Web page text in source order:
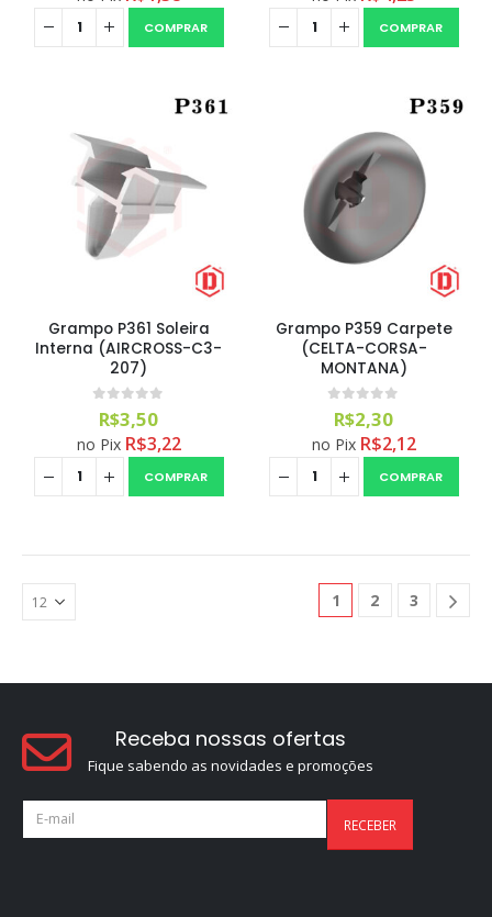
COMPRAR COMPRAR
Grampo P361 Soleira
Interna (AIRCROSS-C3-
207)
0out of 5
R$3,50
no Pix R$3,22
COMPRAR
Grampo P359 Carpete
(CELTA-CORSA-
MONTANA)
0out of 5
R$2,30
no Pix R$2,12
COMPRAR
1 2 3
Selador Cerâmico Sonax Xtreme Ceramic Spray + Seal (750ml)
R$234,99
R$259,90
Receba nossas ofertas
Fique sabendo as novidades e promoções